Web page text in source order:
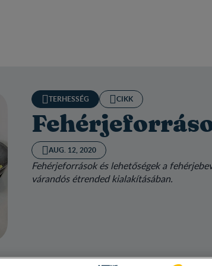
TERHESSÉG CIKK
AUG. 12, 2020
Fehérjeforrások és lehetőségek a
várandós étrended kialakításában.